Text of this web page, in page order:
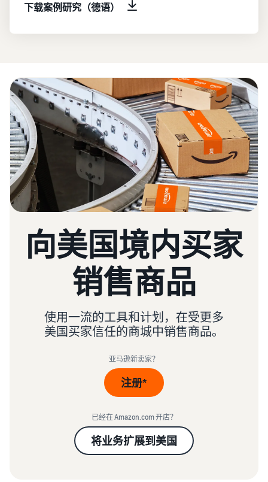
下载案例研究（德语）
向美国境内买家
销售商品
使用一流的工具和计划，在受更多
美国买家信任的商城中销售商品。
亚马逊新卖家？
注册*
已经在 Amazon.com 开店？
将业务扩展到美国